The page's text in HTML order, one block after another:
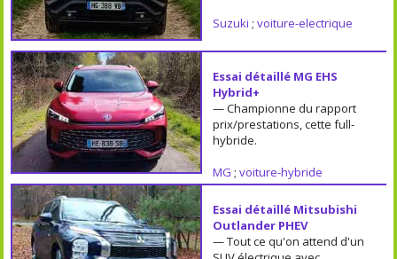
Suzuki ; voiture-electrique
Essai détaillé MG EHS
Hybrid+
— Championne du rapport
prix/prestations, cette full-
hybride.
MG ; voiture-hybride
Essai détaillé Mitsubishi
Outlander PHEV
— Tout ce qu'on attend d'un